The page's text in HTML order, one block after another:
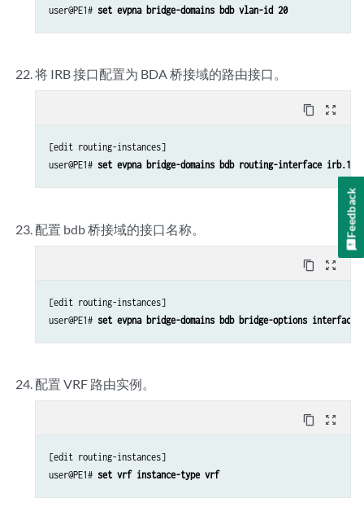
user@PE1# set evpna bridge-domains bdb vlan-id 20
将 IRB 接口配置为 BDA 桥接域的路由接口。
content_copy zoom_out_map
[edit routing-instances]
user@PE1# set evpna bridge-domains bdb routing-interface irb.1
配置 bdb 桥接域的接口名称。
content_copy zoom_out_map
[edit routing-instances]
user@PE1# set evpna bridge-domains bdb bridge-options interface
配置 VRF 路由实例。
content_copy zoom_out_map
[edit routing-instances]
user@PE1# set vrf instance-type vrf
Feedback